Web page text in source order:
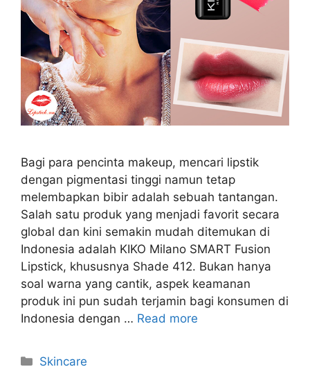
Bagi para pencinta makeup, mencari lipstik
dengan pigmentasi tinggi namun tetap
melembapkan bibir adalah sebuah tantangan.
Salah satu produk yang menjadi favorit secara
global dan kini semakin mudah ditemukan di
Indonesia adalah KIKO Milano SMART Fusion
Lipstick, khususnya Shade 412. Bukan hanya
soal warna yang cantik, aspek keamanan
produk ini pun sudah terjamin bagi konsumen di
Indonesia dengan … Read more
Kategori
Skincare